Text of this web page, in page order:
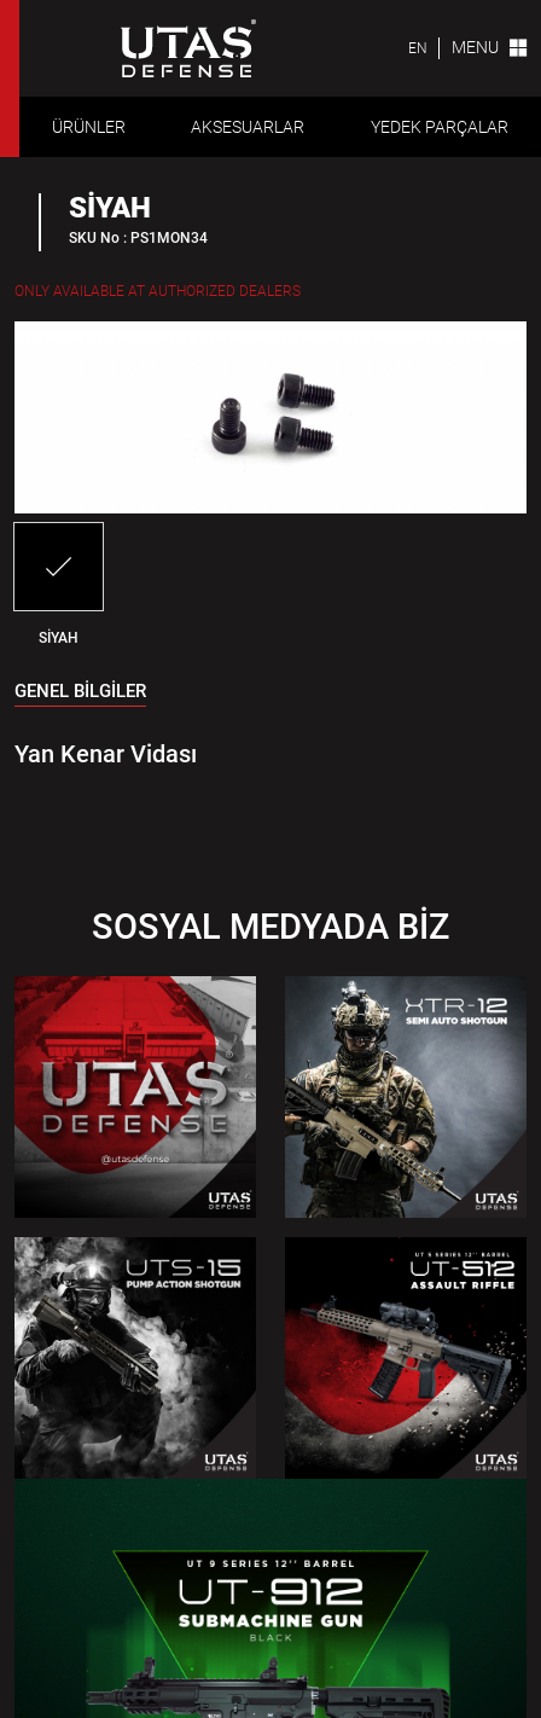
EN MENU
ÜRÜNLER AKSESUARLAR YEDEK PARÇALAR
SİYAH
SKU No : PS1MON34
ONLY AVAILABLE AT AUTHORIZED DEALERS
SİYAH
GENEL BİLGİLER
Yan Kenar Vidası
SOSYAL MEDYADA BİZ